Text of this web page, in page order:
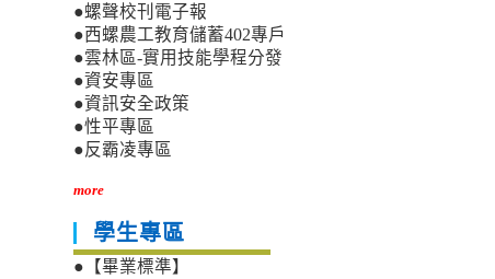
●螺聲校刊電子報
●西螺農工教育儲蓄402專戶
●雲林區-實用技能學程分發
●資安專區
●資訊安全政策
●性平專區
●反霸凌專區
more
學生專區
●【畢業標準】